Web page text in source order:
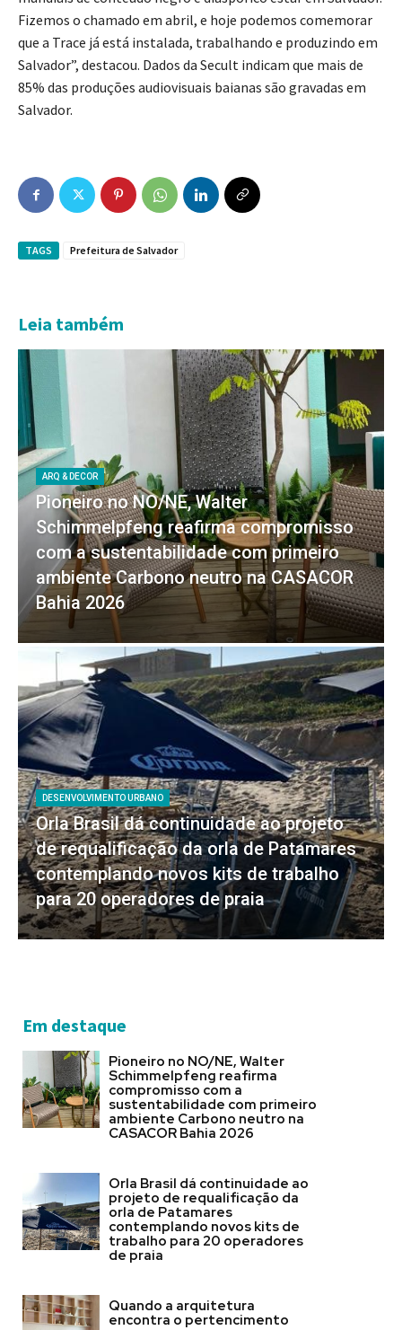
Fizemos o chamado em abril, e hoje podemos comemorar
que a Trace já está instalada, trabalhando e produzindo em
Salvador”, destacou. Dados da Secult indicam que mais de
85% das produções audiovisuais baianas são gravadas em
Salvador.
TAGS Prefeitura de Salvador
Leia também
ARQ & DECOR
Pioneiro no NO/NE, Walter
Schimmelpfeng reafirma compromisso
com a sustentabilidade com primeiro
ambiente Carbono neutro na CASACOR
Bahia 2026
DESENVOLVIMENTO URBANO
Orla Brasil dá continuidade ao projeto
de requalificação da orla de Patamares
contemplando novos kits de trabalho
para 20 operadores de praia
Em destaque
Pioneiro no NO/NE, Walter
Schimmelpfeng reafirma
compromisso com a
sustentabilidade com primeiro
ambiente Carbono neutro na
CASACOR Bahia 2026
Orla Brasil dá continuidade ao
projeto de requalificação da
orla de Patamares
contemplando novos kits de
trabalho para 20 operadores
de praia
Quando a arquitetura
encontra o pertencimento